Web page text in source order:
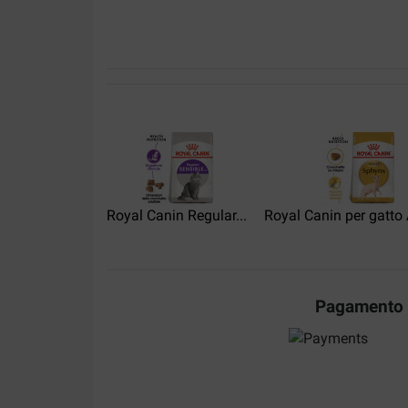
Translate to English
Jürgen Frischeisen
06-04-2025
Royal Canin Regular... Royal Canin per gatto
Pagamento